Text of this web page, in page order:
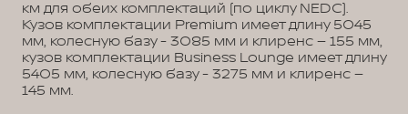
км для обеих комплектаций (по циклу NEDC).
Кузов комплектации Premium имеет длину 5045
мм, колесную базу - 3085 мм и клиренс – 155 мм,
кузов комплектации Business Lounge имеет длину
5405 мм, колесную базу - 3275 мм и клиренс –
145 мм.